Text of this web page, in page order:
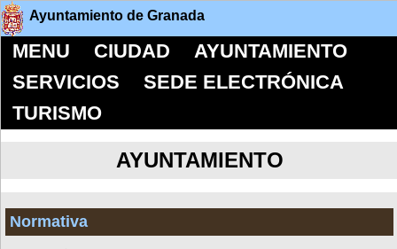
Ayuntamiento de Granada
MENU CIUDAD
AYUNTAMIENTO
SERVICIOS
SEDE ELECTRÓNICA
TURISMO
AYUNTAMIENTO
Normativa